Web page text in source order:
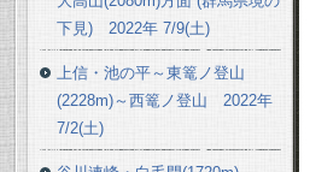
下見) 2022年 7/9(土)
上信・池の平～東篭ノ登山
(2228m)～西篭ノ登山 2022年
7/2(土)